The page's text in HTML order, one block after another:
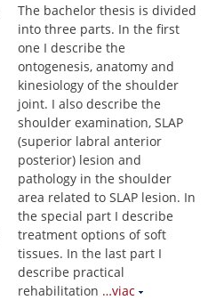
The bachelor thesis is divided
into three parts. In the first
one I describe the
ontogenesis, anatomy and
kinesiology of the shoulder
joint. I also describe the
shoulder examination, SLAP
(superior labral anterior
posterior) lesion and
pathology in the shoulder
area related to SLAP lesion. In
the special part I describe
treatment options of soft
tissues. In the last part I
describe practical
rehabilitation …viac